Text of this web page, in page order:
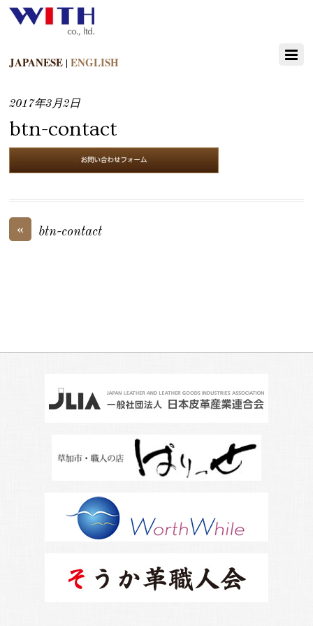
JAPANESE |ENGLISH
2017年3月2日
btn-contact
« btn-contact